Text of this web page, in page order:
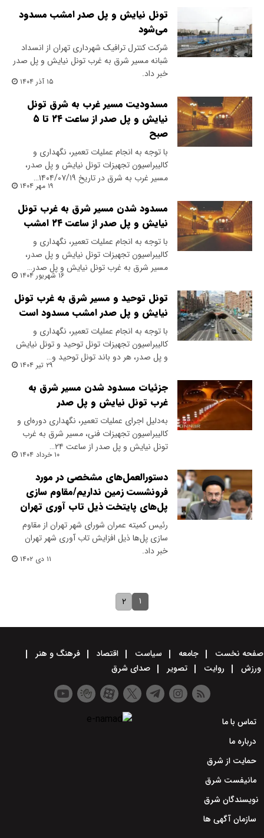
تونل نیایش و پل صدر امشب مسدود
می‌شود
شرکت کنترل ترافیک شهرداری تهران از انسداد
شبانه مسیر شرق به غرب تونل نیایش و پل صدر
خبر داد.
۱۵ آذر ۱۴۰۴
مسدودیت مسیر غرب به شرق تونل
نیایش و پل صدر از ساعت ۲۴ تا ۵
صبح
با توجه به انجام عملیات تعمیر، نگهداری و
کالیبراسیون تجهیزات تونل نیایش و پل صدر،
مسیر غرب به شرق در تاریخ ۱۴۰۴/۰۷/۱۹…
۱۹ مهر ۱۴۰۴
مسدود شدن مسیر شرق به غرب تونل
نیایش و پل صدر از ساعت ۲۴ امشب
با توجه به انجام عملیات تعمیر، نگهداری و
کالیبراسیون تجهیزات تونل نیایش و پل صدر،
مسیر شرق به غرب تونل نیایش و پل صدر…
۱۶ شهریور ۱۴۰۴
تونل توحید و مسیر شرق به غرب تونل
نیایش و پل صدر امشب مسدود است
با توجه به انجام عملیات تعمیر، نگهداری و
کالیبراسیون تجهیزات تونل توحید و تونل نیایش
و پل صدر، هر دو باند تونل توحید و…
۲۹ تیر ۱۴۰۴
جزئیات مسدود شدن مسیر شرق به
غرب تونل نیایش و پل صدر
به‌دلیل اجرای عملیات تعمیر، نگهداری دوره‌ای و
کالیبراسیون تجهیزات فنی، مسیر شرق به غرب
تونل نیایش و پل صدر از ساعت ۲۴…
۱۰ خرداد ۱۴۰۴
دستورالعمل‌های مشخصی در مورد
فرونشست زمین نداریم/مقاوم سازی
پل‌های پایتخت ذیل تاب آوری تهران
رئیس کمیته عمران شورای شهر تهران از مقاوم
سازی پل‌ها ذیل افزایش تاب آوری شهر تهران
خبر داد.
۱۱ دی ۱۴۰۲
۱ ۲
صفحه نخست جامعه سیاست اقتصاد
فرهنگ و هنر
ورزش
روایت تصویر صدای شرق
تماس با ما
درباره ما
حمایت از شرق
مانیفست شرق
نویسندگان شرق
سازمان آگهی ها